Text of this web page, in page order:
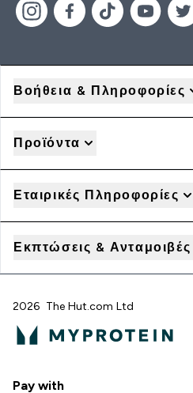
Βοήθεια & Πληροφορίες
Προϊόντα
Εταιρικές Πληροφορίες
Εκπτώσεις & Ανταμοιβές
2026 The Hut.com Ltd
Pay with